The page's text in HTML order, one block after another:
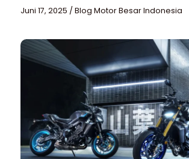
Juni 17, 2025 /Blog Motor Besar Indonesia